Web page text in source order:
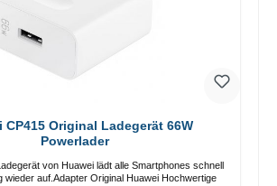
CP415 Original Ladegerät 66W
Powerlader
von Huawei lädt alle Smartphones schnell
auf.Adapter Original Huawei Hochwertige